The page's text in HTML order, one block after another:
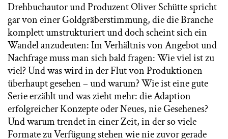
Drehbuchautor und Produzent Oliver Schütte spricht
gar von einer Goldgräberstimmung, die die Branche
komplett umstrukturiert und doch scheint sich ein
Wandel anzudeuten: Im Verhältnis von Angebot und
Nachfrage muss man sich bald fragen: Wie viel ist zu
viel? Und was wird in der Flut von Produktionen
überhaupt gesehen – und warum? Wie ist eine gute
Serie erzählt und was zieht mehr: die Adaption
erfolgreicher Konzepte oder Neues, nie Gesehenes?
Und warum trendet in einer Zeit, in der so viele
Formate zu Verfügung stehen wie nie zuvor gerade